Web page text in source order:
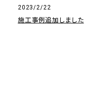
2023/2/22
施工事例追加しました